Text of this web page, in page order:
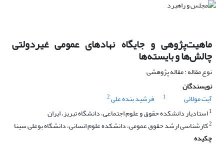
ماهیت‌پژوهی و جایگاه نهادهای عمومی غیردولتی
چالش‌ها و بایسته‌ها
نوع مقاله : مقاله پژوهشی
نویسندگان
آیت مولائی
1 فرشید بنده علی2
1استادیار دانشکده حقوق و علوم اجتماعی، دانشگاه تبریز، ایران
2کارشناسی ارشد حقوق عمومی، دانشکده علوم انسانی، دانشگاه بوعلی سینا
چکیده